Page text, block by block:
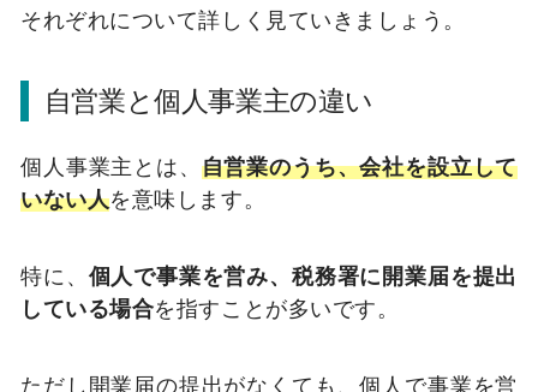
それぞれについて詳しく見ていきましょう。
自営業と個人事業主の違い
個人事業主とは、 自営業のうち、会社を設立して
いない人を意味します。
特に、 個人で事業を営み、税務署に開業届を提出
している場合を指すことが多いです。
ただし開業届の提出がなくても、個人で事業を営